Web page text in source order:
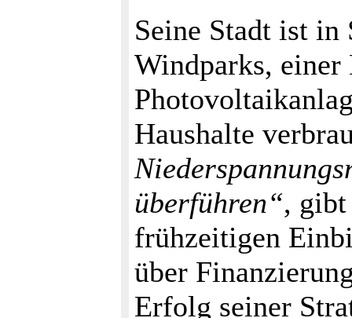
Seine Stadt ist in
Windparks, einer
Haushalte
überführen“,
frühzeitigen
über
Erfolg seiner